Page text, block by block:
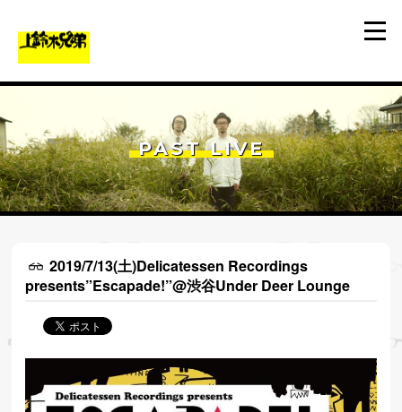
PAST LIVE
2019/7/13(土)Delicatessen Recordings
presents”Escapade!”@渋谷Under Deer Lounge